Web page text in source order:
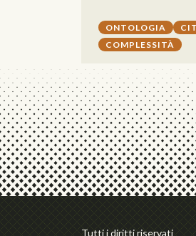
ONTOLOGIA
COMPLESSITÀ
Tutti i diritti riservati